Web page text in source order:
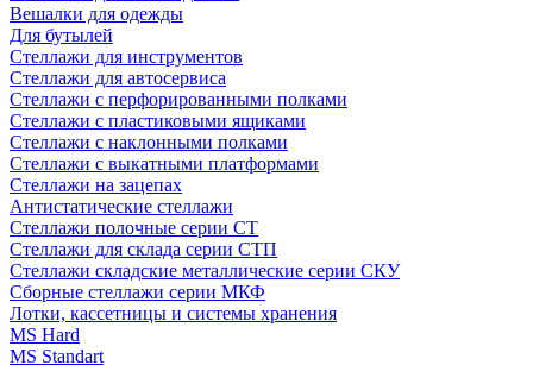
Вешалки для одежды
Для бутылей
Стеллажи для инструментов
Стеллажи для автосервиса
Стеллажи с перфорированными полками
Стеллажи с пластиковыми ящиками
Стеллажи с наклонными полками
Стеллажи с выкатными платформами
Стеллажи на зацепах
Антистатические стеллажи
Стеллажи полочные серии СТ
Стеллажи для склада серии СТП
Стеллажи складские металлические серии СКУ
Сборные стеллажи серии МКФ
Лотки, кассетницы и системы хранения
MS Hard
MS Standart